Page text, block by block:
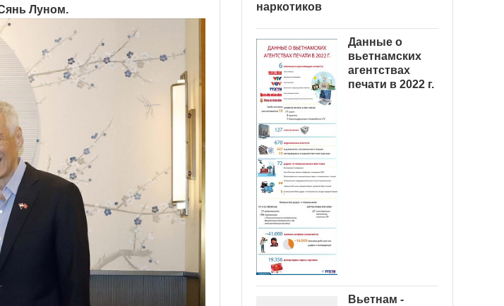
Луном.
наркотиков
Данные о
вьетнамских
агентствах
печати в 2022 г.
Вьетнам -